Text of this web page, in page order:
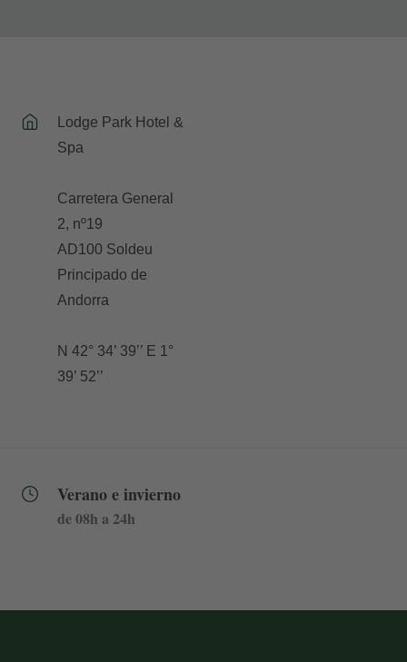
Lodge Park Hotel &
Spa
Carretera General
2, nº19
AD100 Soldeu
Principado de
Andorra
N 42° 34’ 39’’ E 1°
39’ 52’’
Verano e invierno
de 08h a 24h